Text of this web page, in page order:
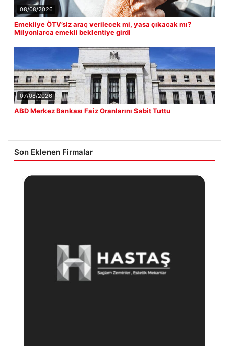
08/08/2026
Emekliye ÖTV’siz araç verilecek mi, yasa çıkacak mı?
Milyonlarca emekli beklentiye girdi
07/08/2026
ABD Merkez Bankası Faiz Oranlarını Sabit Tuttu
Son Eklenen Firmalar